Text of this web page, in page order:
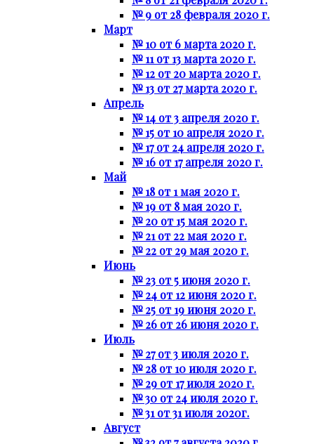
№ 9 от 28 февраля 2020 г.
Март
№ 10 от 6 марта 2020 г.
№ 11 от 13 марта 2020 г.
№ 12 от 20 марта 2020 г.
№ 13 от 27 марта 2020 г.
Апрель
№ 14 от 3 апреля 2020 г.
№ 15 от 10 апреля 2020 г.
№ 17 от 24 апреля 2020 г.
№ 16 от 17 апреля 2020 г.
Май
№ 18 от 1 мая 2020 г.
№ 19 от 8 мая 2020 г.
№ 20 от 15 мая 2020 г.
№ 21 от 22 мая 2020 г.
№ 22 от 29 мая 2020 г.
Июнь
№ 23 от 5 июня 2020 г.
№ 24 от 12 июня 2020 г.
№ 25 от 19 июня 2020 г.
№ 26 от 26 июня 2020 г.
Июль
№ 27 от 3 июля 2020 г.
№ 28 от 10 июля 2020 г.
№ 29 от 17 июля 2020 г.
№ 30 от 24 июля 2020 г.
№ 31 от 31 июля 2020г.
Август